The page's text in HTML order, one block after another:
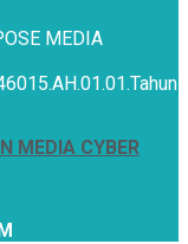
MEDIA
MEDIA CYBER